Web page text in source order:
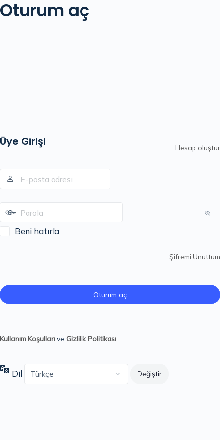
Oturum aç
Üye Girişi Hesap oluştur
Beni hatırla
Şifremi Unuttum
Kullanım Koşulları ve Gizlilik Politikası
Dil